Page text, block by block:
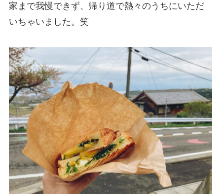
家まで我慢できず、帰り道で熱々のうちにいただ
いちゃいました。笑